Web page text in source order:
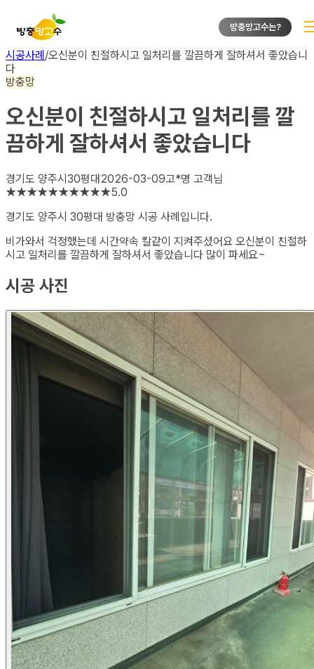
방충망고수는?
시공사례/오신분이 친절하시고 일처리를 깔끔하게 잘하셔서 좋았습니
다
방충망
오신분이 친절하시고 일처리를 깔
끔하게 잘하셔서 좋았습니다
경기도 양주시 30평대2026-03-09고*명 고객님
★★★★★★★★★★5.0
경기도 양주시 30평대 방충망 시공 사례입니다.
비가와서 걱정했는데 시간약속 칼같이 지켜주셨어요 오신분이 친절하
시고 일처리를 깔끔하게 잘하셔서 좋았습니다 많이 파세요~
시공 사진